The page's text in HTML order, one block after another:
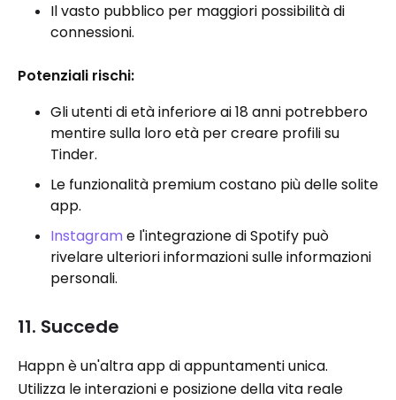
Il vasto pubblico per maggiori possibilità di
connessioni.
Potenziali rischi:
Gli utenti di età inferiore ai 18 anni potrebbero
mentire sulla loro età per creare profili su
Tinder.
Le funzionalità premium costano più delle solite
app.
Instagram e l'integrazione di Spotify può
rivelare ulteriori informazioni sulle informazioni
personali.
11. Succede
Happn è un'altra app di appuntamenti unica.
Utilizza le interazioni e posizione della vita reale